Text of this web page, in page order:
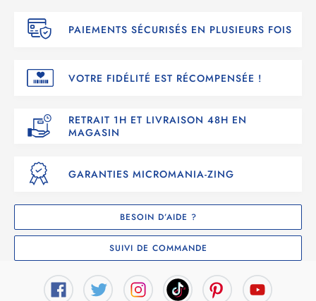
PAIEMENTS SÉCURISÉS EN PLUSIEURS FOIS
VOTRE FIDÉLITÉ EST RÉCOMPENSÉE !
RETRAIT 1H ET LIVRAISON 48H EN
MAGASIN
GARANTIES MICROMANIA-ZING
BESOIN D’AIDE ?
SUIVI DE COMMANDE